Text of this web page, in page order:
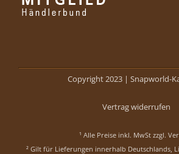
Copyright 2023 | Snapworld-
Vertrag widerrufen
¹ Alle Preise inkl. MwSt zzgl.
² Gilt für Lieferungen innerhalb Deutschlands,